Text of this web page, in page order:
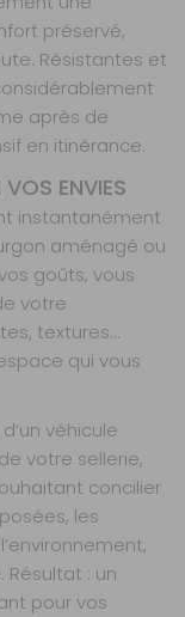
41 42 42
Retrait Magasin
Sur commande
04 68 41 42 42
602 €TTC
Livraison à Domicile
nous au 04 68
Retrait Magasin
Sur commande
nous au
préservé,
Résistantes et
après de
en itinérance.
ENVIES
instantanément
aménagé ou
goûts, vous
votre
textures…
qui vous
véhicule
votre sellerie,
concilier
les
: un
pour vos